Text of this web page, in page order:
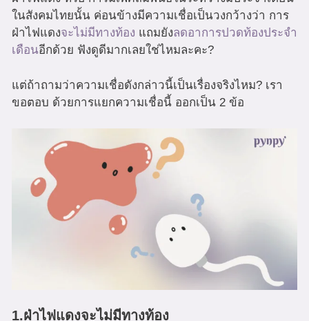
ในสังคมไทยนั้น ค่อนข้างมีความเชื่อเป็นวงกว้างว่า การ
ฝ่าไฟแดงจะไม่มีทางท้อง แถมยังลดอาการปวดท้องประจำ
เดือนอีกด้วย ฟังดูดีมากเลยใช่ไหมละคะ?
แต่ถ้าถามว่าความเชื่อดังกล่าวนี้เป็นเรื่องจริงไหม? เรา
ขอตอบ ด้วยการแยกความเชื่อนี้ ออกเป็น 2 ข้อ
1.ฝ่าไฟแดงจะไม่มีทางท้อง